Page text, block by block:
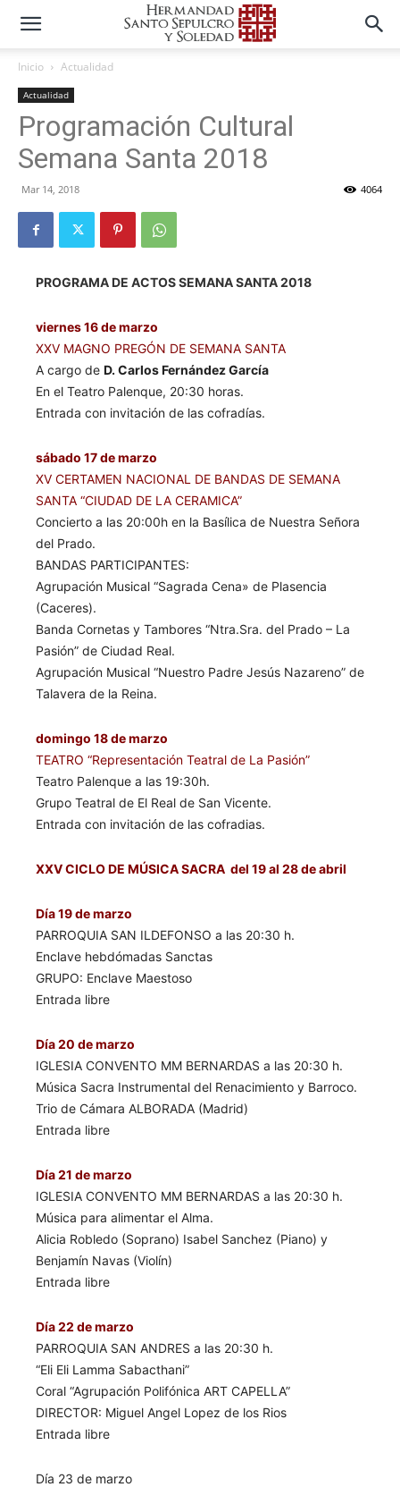
Inicio Actualidad
Actualidad
Programación Cultural
Semana Santa 2018
Mar 14, 2018 4064
PROGRAMA DE ACTOS SEMANA SANTA 2018
viernes 16 de marzo
XXV MAGNO PREGÓN DE SEMANA SANTA
A cargo de D. Carlos Fernández García
En el Teatro Palenque, 20:30 horas.
Entrada con invitación de las cofradías.
sábado 17 de marzo
XV CERTAMEN NACIONAL DE BANDAS DE SEMANA
SANTA “CIUDAD DE LA CERAMICA”
Concierto a las 20:00h en la Basílica de Nuestra Señora
del Prado.
BANDAS PARTICIPANTES:
Agrupación Musical “Sagrada Cena» de Plasencia
(Caceres).
Banda Cornetas y Tambores “Ntra.Sra. del Prado – La
Pasión” de Ciudad Real.
Agrupación Musical “Nuestro Padre Jesús Nazareno” de
Talavera de la Reina.
domingo 18 de marzo
TEATRO “Representación Teatral de La Pasión”
Teatro Palenque a las 19:30h.
Grupo Teatral de El Real de San Vicente.
Entrada con invitación de las cofradias.
XXV CICLO DE MÚSICA SACRA del 19 al 28 de abril
Día 19 de marzo
PARROQUIA SAN ILDEFONSO a las 20:30 h.
Enclave hebdómadas Sanctas
GRUPO: Enclave Maestoso
Entrada libre
Día 20 de marzo
IGLESIA CONVENTO MM BERNARDAS a las 20:30 h.
Música Sacra Instrumental del Renacimiento y Barroco.
Trio de Cámara ALBORADA (Madrid)
Entrada libre
Día 21 de marzo
IGLESIA CONVENTO MM BERNARDAS a las 20:30 h.
Música para alimentar el Alma.
Alicia Robledo (Soprano) Isabel Sanchez (Piano) y
Benjamín Navas (Violín)
Entrada libre
Día 22 de marzo
PARROQUIA SAN ANDRES a las 20:30 h.
“Eli Eli Lamma Sabacthani”
Coral “Agrupación Polifónica ART CAPELLA”
DIRECTOR: Miguel Angel Lopez de los Rios
Entrada libre
Día 23 de marzo